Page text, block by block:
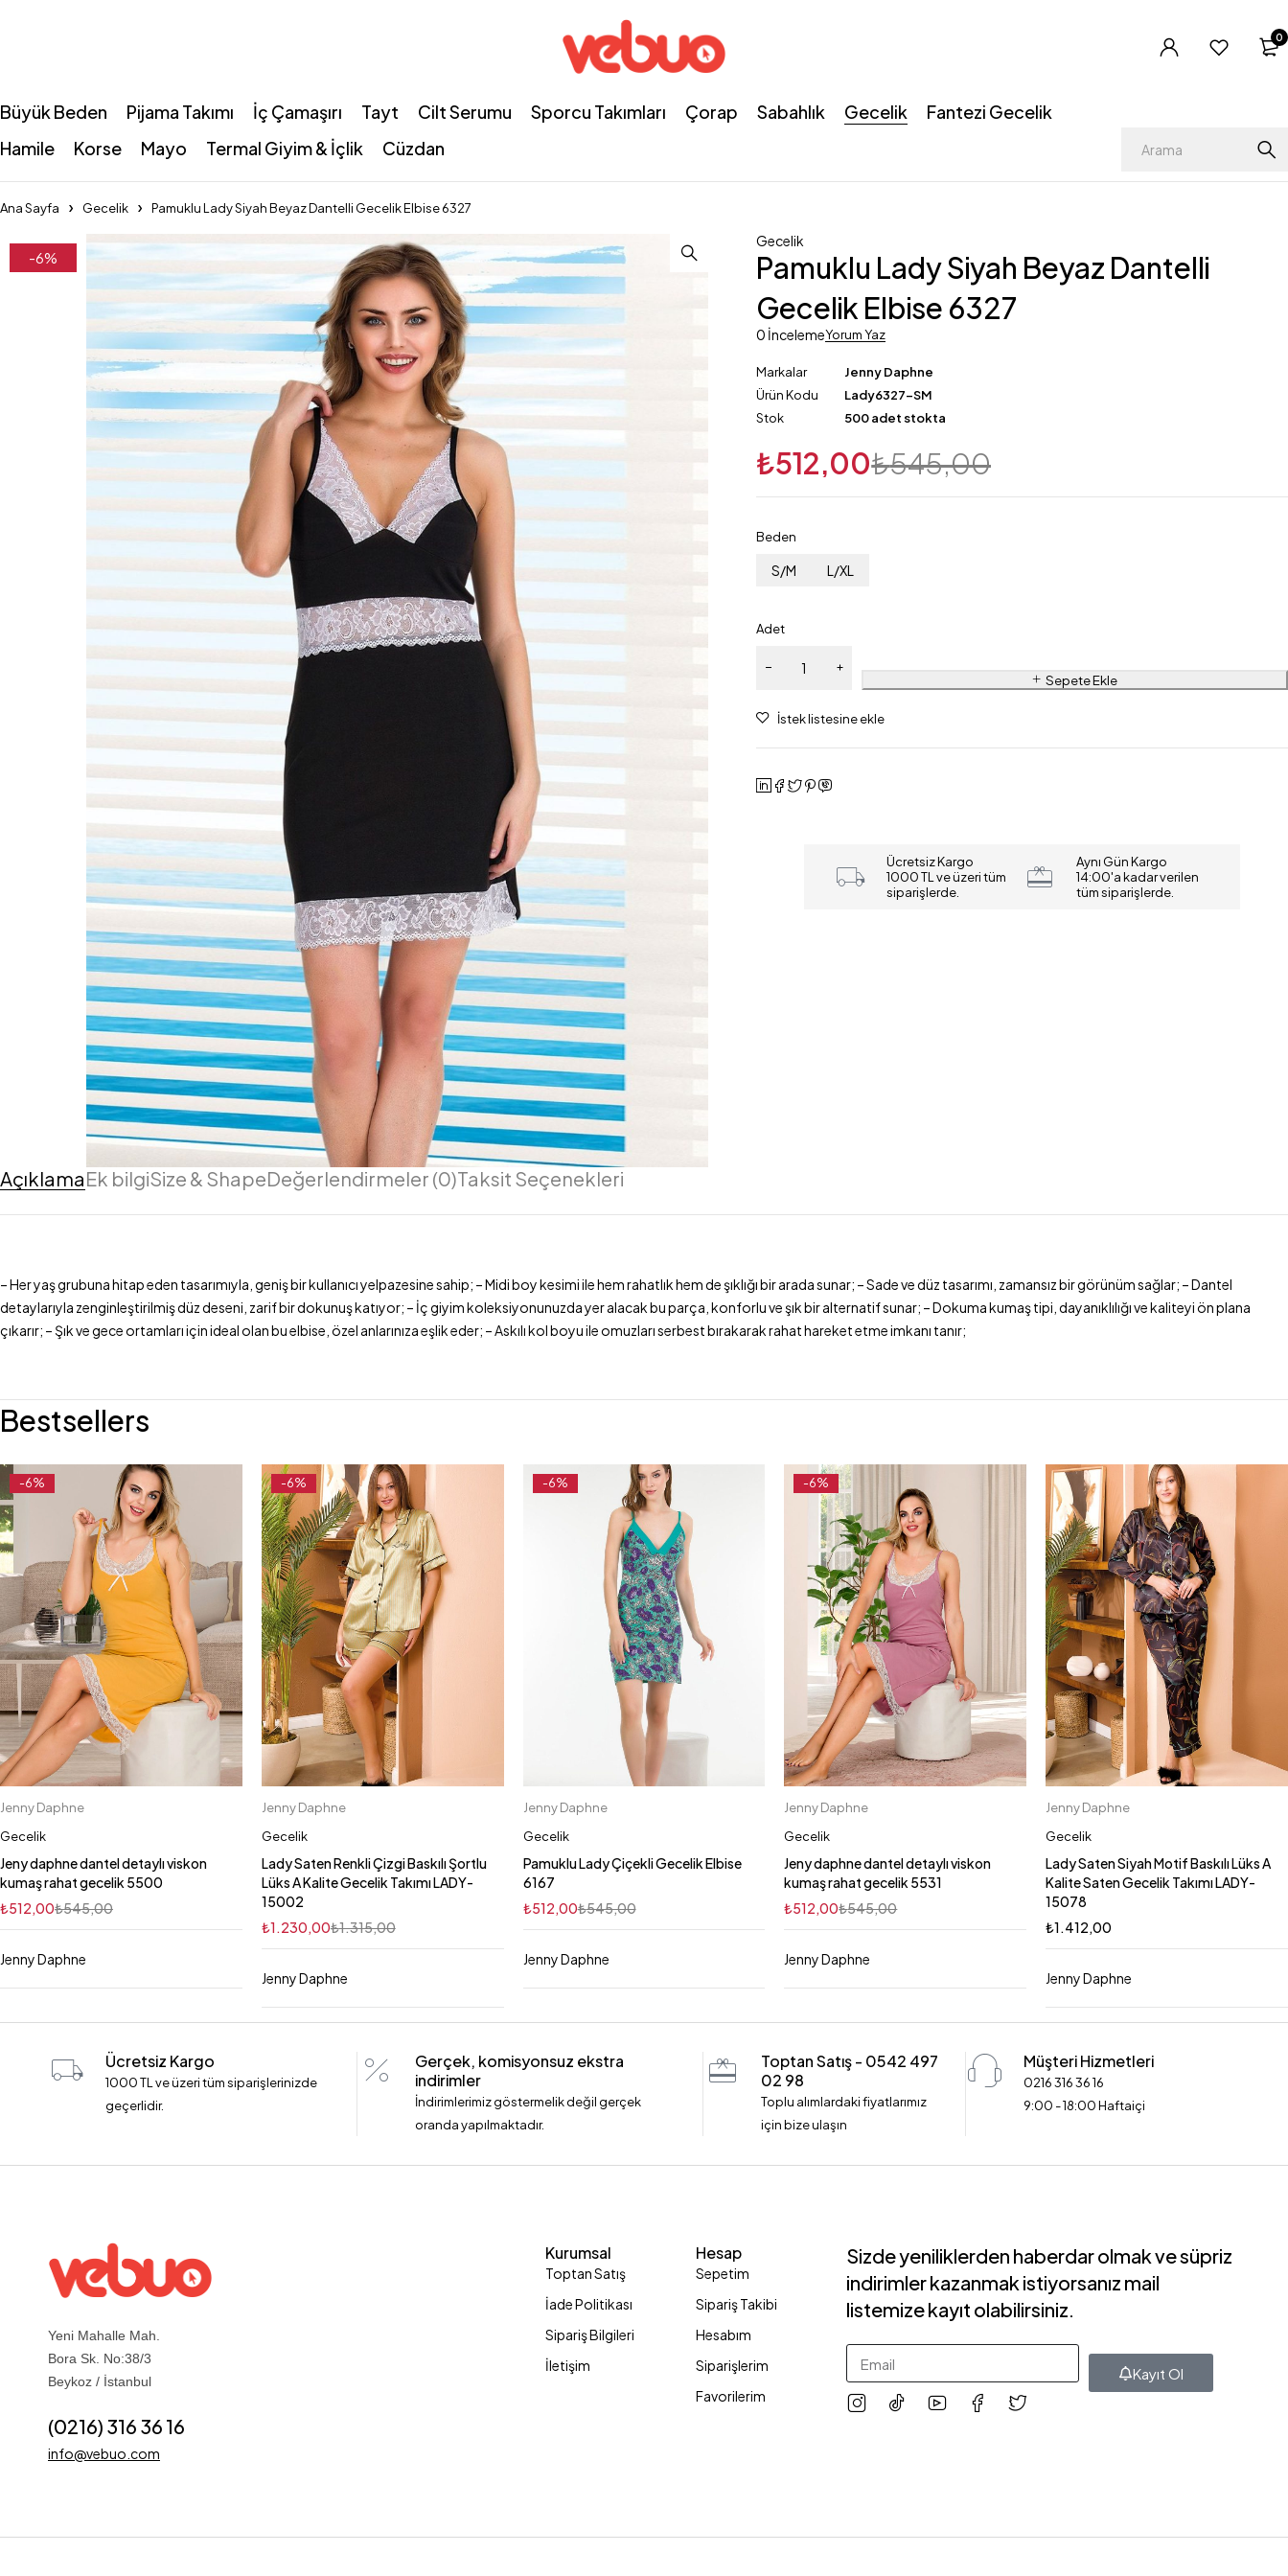
0
Büyük Beden Pijama Takımı İç Çamaşırı Tayt Cilt Serumu Sporcu Takımları Çorap Sabahlık Gecelik
Fantezi Gecelik
Hamile
Korse Mayo Termal Giyim & İçlik Cüzdan
Ana Sayfa Gecelik Pamuklu Lady Siyah Beyaz Dantelli Gecelik Elbise 6327
-6%
Gecelik
Pamuklu Lady Siyah Beyaz Dantelli
Gecelik Elbise 6327
0 İncelemeYorum Yaz
Markalar
Jenny Daphne
Ürün Kodu
Lady6327-SM
Stok
500 adet stokta
₺545,00
₺512,00
Beden
S/M L/XL
Adet
Sepete Ekle
Ücretsiz Kargo
1000 TL ve üzeri tüm
siparişlerde.
Aynı Gün Kargo
14:00'a kadar verilen
tüm siparişlerde.
AçıklamaEk bilgiSize & ShapeDeğerlendirmeler (0)Taksit Seçenekleri
– Her yaş grubuna hitap eden tasarımıyla, geniş bir kullanıcı yelpazesine sahip; – Midi boy kesimi ile hem rahatlık hem de şıklığı bir arada sunar; – Sade ve düz tasarımı, zamansız bir görünüm sağlar; – Dantel
detaylarıyla zenginleştirilmiş düz deseni, zarif bir dokunuş katıyor; – İç giyim koleksiyonunuzda yer alacak bu parça, konforlu ve şık bir alternatif sunar; – Dokuma kumaş tipi, dayanıklılığı ve kaliteyi ön plana
çıkarır; – Şık ve gece ortamları için ideal olan bu elbise, özel anlarınıza eşlik eder; – Askılı kol boyu ile omuzları serbest bırakarak rahat hareket etme imkanı tanır;
Bestsellers
-6%
Jenny Daphne
Gecelik
Jeny daphne dantel detaylı viskon
kumaş rahat gecelik 5500
₺545,00
₺512,00
Jenny Daphne
-6%
Jenny Daphne
Gecelik
Lady Saten Renkli Çizgi Baskılı Şortlu
Lüks A Kalite Gecelik Takımı LADY-
15002
₺1.315,00
₺1.230,00
Jenny Daphne
-6%
Jenny Daphne
Gecelik
Pamuklu Lady Çiçekli Gecelik Elbise
6167
₺545,00
₺512,00
Jenny Daphne
-6%
Jenny Daphne
Gecelik
Jeny daphne dantel detaylı viskon
kumaş rahat gecelik 5531
₺545,00
₺512,00
Jenny Daphne
Jenny Daphne
Gecelik
Lady Saten Siyah Motif Baskılı Lüks A
Kalite Saten Gecelik Takımı LADY-
15078
₺1.412,00
Jenny Daphne
Ücretsiz Kargo
1000 TL ve üzeri tüm siparişlerinizde
geçerlidir.
Gerçek, komisyonsuz ekstra
indirimler
İndirimlerimiz göstermelik değil gerçek
oranda yapılmaktadır.
Toptan Satış - 0542 497
02 98
Toplu alımlardaki fiyatlarımız
için bize ulaşın
Müşteri Hizmetleri
0216 316 36 16
9:00 - 18:00 Haftaiçi
Yeni Mahalle Mah.
Bora Sk. No:38/3
Beykoz / İstanbul
(0216) 316 36 16
info@vebuo.com
Kurumsal
Toptan Satış
İade Politikası
Sipariş Bilgileri
İletişim
Hesap
Sepetim
Sipariş Takibi
Hesabım
Siparişlerim
Favorilerim
Sizde yeniliklerden haberdar olmak ve süpriz
indirimler kazanmak istiyorsanız mail
listemize kayıt olabilirsiniz.
Kayıt Ol